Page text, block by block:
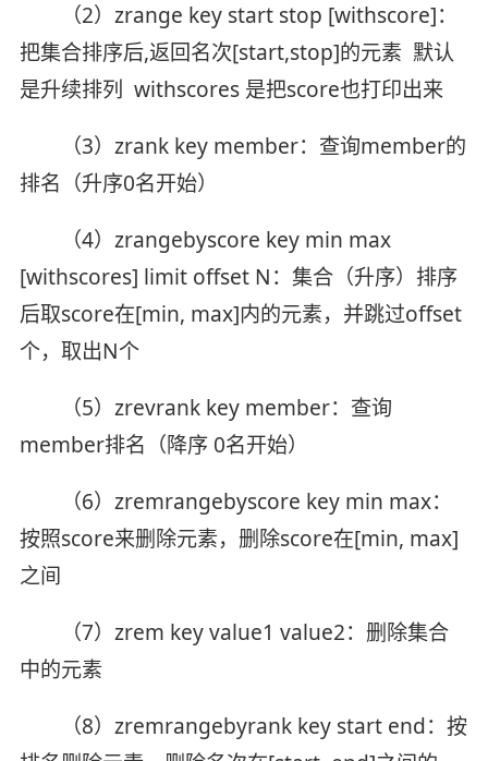
（2）zrange key start stop [withscore]：
把集合排序后,返回名次[start,stop]的元素 默认
是升续排列 withscores 是把score也打印出来
（3）zrank key member：查询member的
排名（升序0名开始）
（4）zrangebyscore key min max
[withscores] limit offset N：集合（升序）排序
后取score在[min, max]内的元素，并跳过offset
个，取出N个
（5）zrevrank key member：查询
member排名（降序 0名开始）
（6）zremrangebyscore key min max：
按照score来删除元素，删除score在[min, max]
之间
（7）zrem key value1 value2：删除集合
中的元素
（8）zremrangebyrank key start end：按